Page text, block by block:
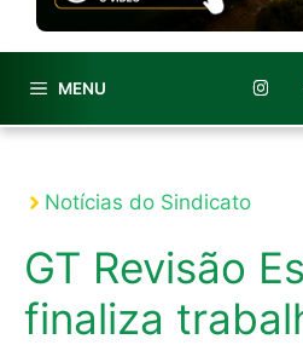
MENU
Notícias do Sindicato
GT Revisão
finaliza